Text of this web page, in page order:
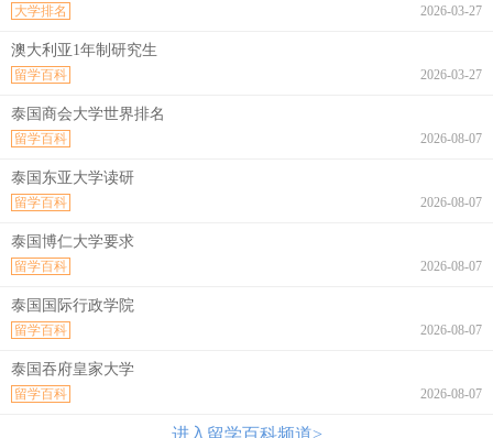
2026-03-27
大学排名
澳大利亚1年制研究生
2026-03-27
留学百科
泰国商会大学世界排名
2026-08-07
留学百科
泰国东亚大学读研
2026-08-07
留学百科
泰国博仁大学要求
2026-08-07
留学百科
泰国国际行政学院
2026-08-07
留学百科
泰国吞府皇家大学
2026-08-07
留学百科
进入留学百科频道>